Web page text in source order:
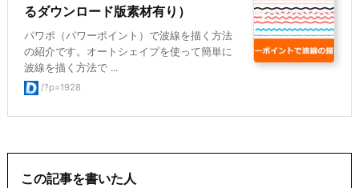
るダウンロード版素材有り）
パワポ（パワーポイント）で波線を描く方法
の紹介です。オートシェイプを使って簡単に
波線を描く方法で ...
/?p=1928
この記事を書いた人